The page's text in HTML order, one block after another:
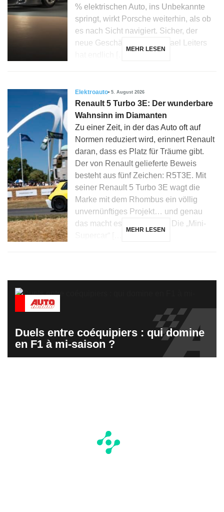
% elektrischen Auto, ins Unbekannte
springt, wirkt Porsche weiterhin, als ob
es nach Sicht navigiert. Sicher, der
neue Geschäftsführer Michael Leiters
MEHR LESEN
Elektroauto 5. August 2026
Renault 5 Turbo 3E: Der wunderbare
Wahnsinn im Diamanten
Zu einer Zeit, in der das Auto oft auf
Normen reduziert wird, erinnert Renault
daran, dass es Platz für Träume gibt.
Der von Renault gelieferte Beweis
besteht aus fünf Zeichen: R5T3E. Mit
seiner Renault 5 Turbo 3E wagt die
Marke mit dem Rhombus ein völlig
unvernünftiges Projekt… und genau
das macht es faszinierend. Die „Mini-
MEHR LESEN
Duels entre coéquipiers : qui domine
en F1 à mi-saison ?